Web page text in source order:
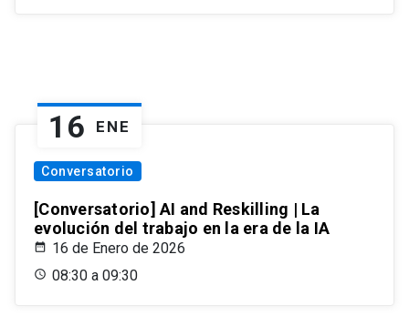
16 ENE
Conversatorio
[Conversatorio] AI and Reskilling | La
evolución del trabajo en la era de la IA
16 de Enero de 2026
08:30 a 09:30